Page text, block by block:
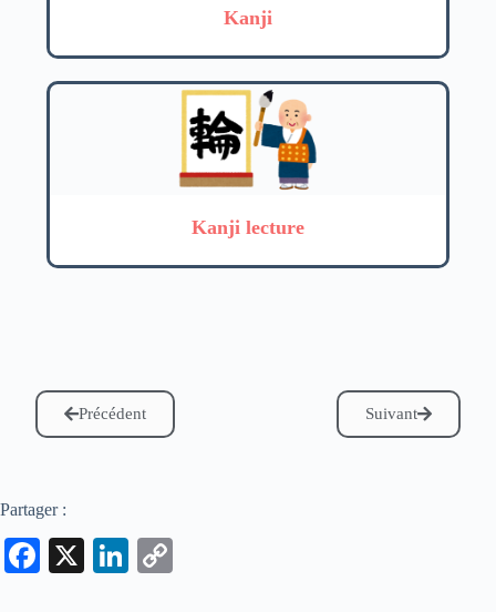
Kanji
Kanji lecture
Précédent Suivant
Partager :
Fa
X
Li